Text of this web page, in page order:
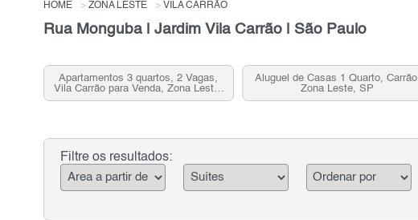
HOME ZONA LESTE VILA CARRÃO
Rua Monguba | Jardim Vila Carrão | São Paulo
Apartamentos 3 quartos, 2 Vagas,
Vila Carrão para Venda, Zona Leste,
SP
Aluguel de Casas 1 Quarto, Carrão,
Zona Leste, SP
Filtre os resultados: